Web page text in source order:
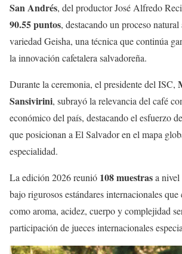
San Andrés, del productor José Alfredo
90.55 puntos, destacando un proceso
variedad Geisha, una técnica que continúa
la innovación cafetalera salvadoreña.
Durante la ceremonia, el presidente del ISC,
Sansivirini, subrayó la relevancia del café
económico del país, destacando el esfuerzo
que posicionan a El Salvador en el mapa
especialidad.
La edición 2026 reunió 108 muestrasa nivel
bajo rigurosos estándares internacionales
como aroma, acidez, cuerpo y complejidad
participación de jueces internacionales